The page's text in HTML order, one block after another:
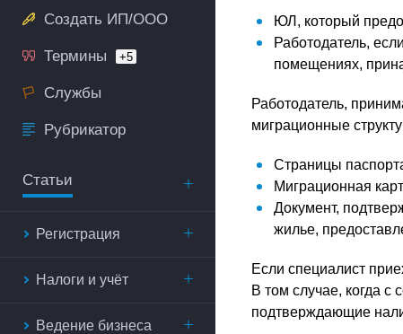
Создать ИП/ООО
Термины +5
Службы
Рубрикатор
Статьи
Регистрация
Налоги и учёт
Ведение бизнеса
ЮЛ, который
Работодатель,
помещениях,
Работодатель,
миграционные
Страницы
Миграционная
Документ,
жилье,
Если специалист
В том случае, когда с
подтверждающие